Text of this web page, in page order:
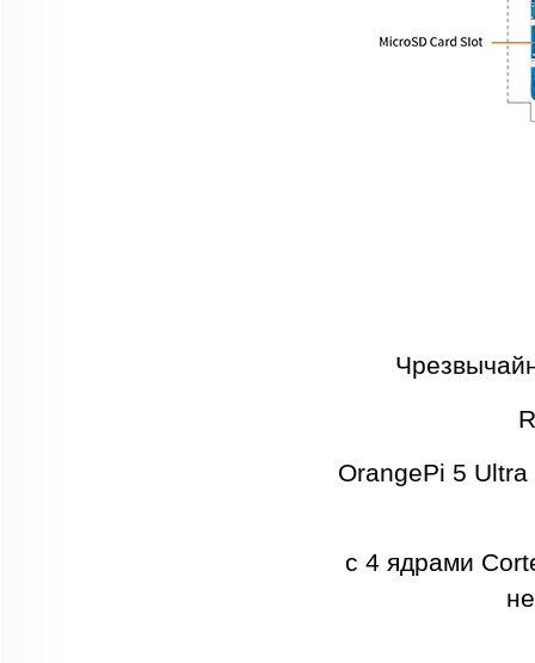
OrangePi 5
с 4 ядрами